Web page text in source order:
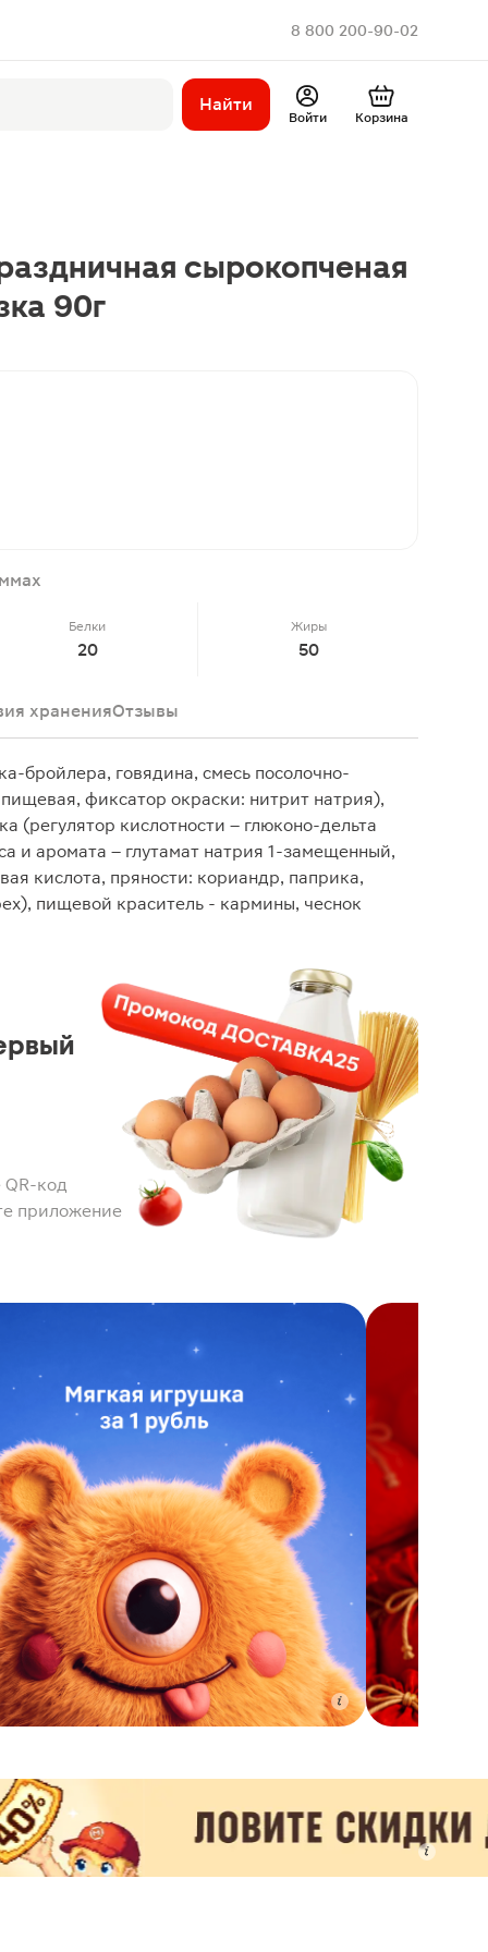
8 800 200-90-02
Найти
Войти Корзина
сырокопченая
90г
Белки
20
Жиры
50
храненияОтзывы
бройлера, говядина, смесь посолочно-
фиксатор окраски: нитрит натрия),
(регулятор кислотности – глюконо-дельта
и аромата – глутамат натрия 1-замещенный,
кислота, пряности: кориандр, паприка,
пищевой краситель - кармины, чеснок
код
приложение